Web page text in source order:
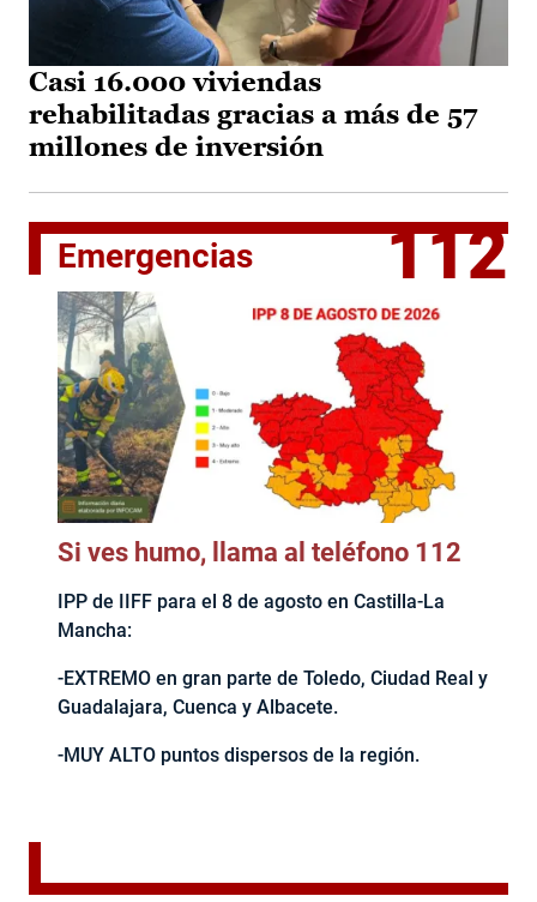
Casi 16.000 viviendas
rehabilitadas gracias a más de 57
millones de inversión
Emergencias 112
Si ves humo, llama al teléfono 112
IPP de IIFF para el 8 de agosto en Castilla-La
Mancha:
-EXTREMO en gran parte de Toledo, Ciudad Real y
Guadalajara, Cuenca y Albacete.
-MUY ALTO puntos dispersos de la región.